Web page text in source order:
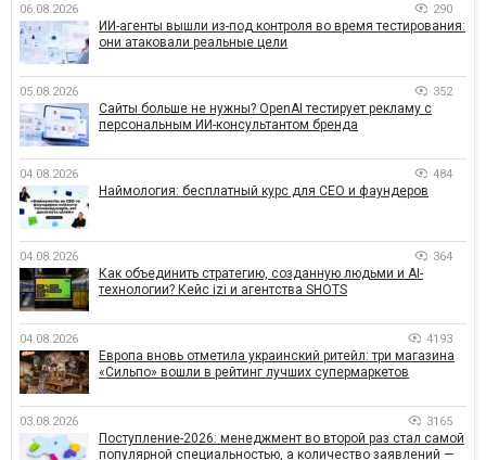
06.08.2026 290
ИИ-агенты вышли из-под контроля во время тестирования:
они атаковали реальные цели
05.08.2026 352
Сайты больше не нужны? OpenAI тестирует рекламу с
персональным ИИ-консультантом бренда
04.08.2026 484
Наймология: бесплатный курс для CEO и фаундеров
04.08.2026 364
Как объединить стратегию, созданную людьми и AI-
технологии? Кейс izi и агентства SHOTS
04.08.2026 4193
Европа вновь отметила украинский ритейл: три магазина
«Сильпо» вошли в рейтинг лучших супермаркетов
03.08.2026 3165
Поступление-2026: менеджмент во второй раз стал самой
популярной специальностью, а количество заявлений —